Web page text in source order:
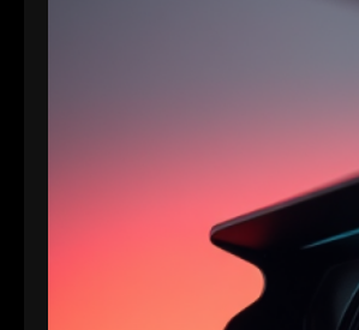
Auflösung (4096×2160) arbeitet.